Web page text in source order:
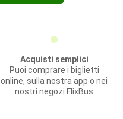
Acquisti semplici
Puoi comprare i biglietti
online, sulla nostra app o nei
nostri negozi FlixBus